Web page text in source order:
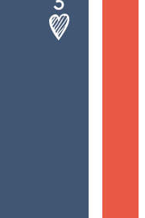
auch. Und
pünktlich.